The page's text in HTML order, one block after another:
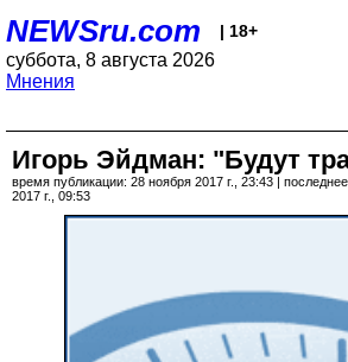
NEWSru.com | 18+
суббота, 8 августа 2026
Мнения
Игорь Эйдман: "Будут
время публикации: 28 ноября 2017 г., 23:43 |
2017 г., 09:53